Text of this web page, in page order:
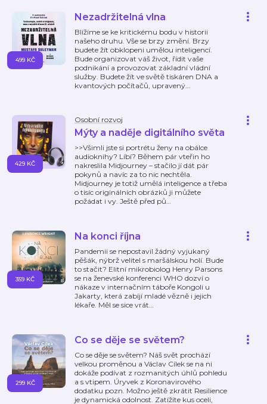
Nezadržitelná vlna
Blížíme se ke kritickému bodu v historii
našeho druhu. Vše se brzy změní. Brzy
budete žít obklopeni umělou inteligencí.
Bude organizovat váš život, řídit vaše
podnikání a provozovat základní vládní
služby. Budete žít ve světě tiskáren DNA a
kvantových počítačů, upravený…
499 KČ
Osobní rozvoj
Mýty a naděje digitálního světa
>>Všimli jste si portrétu ženy na obálce
audioknihy? Líbí? Během pár vteřin ho
nakreslila Midjourney – stačilo jí dát pár
pokynů a navíc za to nic nechtěla.
Midjourney je totiž umělá inteligence a třeba
o tisíc originálních obrázků ji můžete
požádat i vy. Ještě před pů…
429 KČ
Na konci října
Pandemii se nepostavil žádný vyjukaný
pěšák, nýbrž velitel s maršálskou holí. Bude
to stačit? Elitní mikrobiolog Henry Parsons
se na ženevské konferenci WHO dozví o
nákaze v internačním táboře Kongoli u
Jakarty, která zabíjí mladé vězně i jejich
lékaře. Měl se sice vrát…
359 KČ
Co se děje se světem?
Co se děje se světem? Náš svět prochází
velkou proměnou a Václav Cílek se na ni
dokáže podívat z rozmanitých úhlů pohledu
a s vtipem. Úryvek z Koronavirového
dodatku pozn. Možno ještě zkrátit Resilience
je dynamická odolnost. Zatížíte kus oceli,
299 KČ